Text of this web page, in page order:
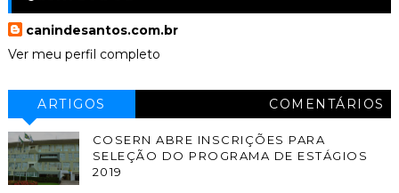
canindesantos.com.br
Ver meu perfil completo
ARTIGOS COMENTÁRIOS
COSERN ABRE INSCRIÇÕES PARA
SELEÇÃO DO PROGRAMA DE ESTÁGIOS
2019